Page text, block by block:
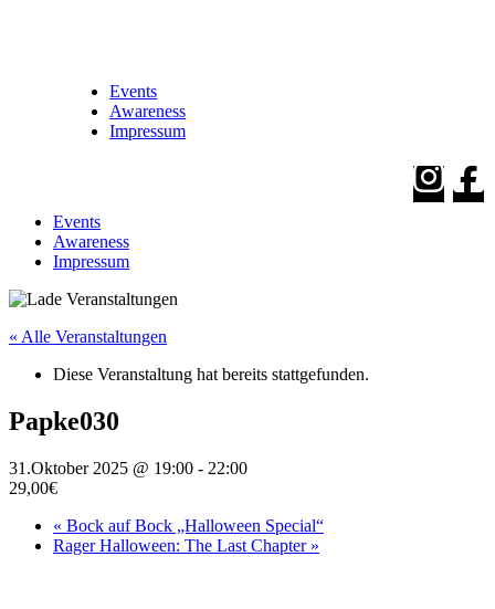
Events
Awareness
Impressum
Events
Awareness
Impressum
« Alle Veranstaltungen
Diese Veranstaltung hat bereits stattgefunden.
Papke030
31.Oktober 2025 @ 19:00 - 22:00
29,00€
« Bock auf Bock „Halloween Special“
Rager Halloween: The Last Chapter »